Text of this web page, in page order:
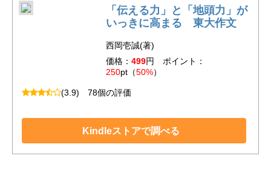
「伝える力」と「地頭力」が
いっきに高まる 東大作文
西岡壱誠(著)
価格： 499円 ポイント：
250pt（50%）
(3.9) 78個の評価
Kindleストアで調べる